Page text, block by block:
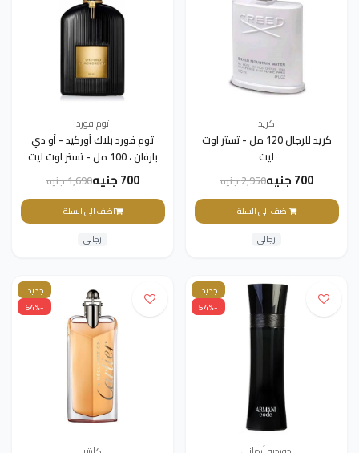
كريد
كريد للرجال 120 مل - تستر اوت
ليت
700 جنيه 2,950 جنيه
اضف الى السلة
رجالى
توم فورد
توم فورد بلاك أوركيد - أو دي
بارفان ، 100 مل - تستر اوت ليت
700 جنيه 1,690 جنيه
اضف الى السلة
رجالى
جديد
-54%
جديد
-64%